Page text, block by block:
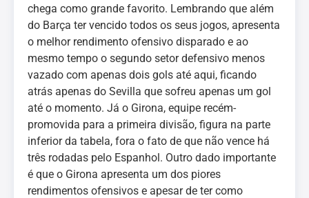
chega como grande favorito. Lembrando que além
do Barça ter vencido todos os seus jogos, apresenta
o melhor rendimento ofensivo disparado e ao
mesmo tempo o segundo setor defensivo menos
vazado com apenas dois gols até aqui, ficando
atrás apenas do Sevilla que sofreu apenas um gol
até o momento. Já o Girona, equipe recém-
promovida para a primeira divisão, figura na parte
inferior da tabela, fora o fato de que não vence há
três rodadas pelo Espanhol. Outro dado importante
é que o Girona apresenta um dos piores
rendimentos ofensivos e apesar de ter como